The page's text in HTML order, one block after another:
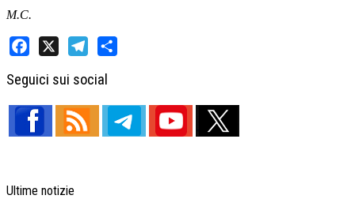
M.C.
Seguici sui social
Ultime notizie